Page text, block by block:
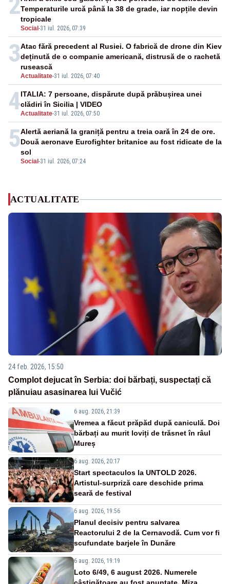
Social -31 iul. 2026, 07:39
Temperaturile urcă până la 38 de grade, iar nopțile devin
tropicale
3
Actualitate-31 iul. 2026, 07:40
Atac fără precedent al Rusiei. O fabrică de drone din Kiev
deținută de o companie americană, distrusă de o rachetă
rusească
4Actualitate-31 iul. 2026, 07:50
ITALIA: 7 persoane, dispărute după prăbușirea unei
clădiri în Sicilia | VIDEO
5
Social -31 iul. 2026, 07:24
Alertă aeriană la graniță pentru a treia oară în 24 de ore.
Două aeronave Eurofighter britanice au fost ridicate de la
sol
ACTUALITATE
24 feb. 2026, 15:50
Complot dejucat în Serbia: doi bărbați, suspectați că
plănuiau asasinarea lui Vučić
6 aug. 2026, 21:39
Vremea a făcut prăpăd după caniculă. Doi
bărbați au murit loviți de trăsnet în râul
Mureș
6 aug. 2026, 20:17
Start spectaculos la UNTOLD 2026.
Artistul-surpriză care deschide prima
seară de festival
6 aug. 2026, 19:56
Planul decisiv pentru salvarea
Reactorului 2 de la Cernavodă. Cum vor fi
scufundate barjele în Dunăre
6 aug. 2026, 19:19
Loto 6/49, 6 august 2026. Numerele
câștigătoare au fost anunțate. Miza